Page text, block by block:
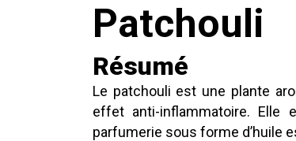
Patchouli
Résumé
Le patchouli est une plante
effet anti-inflammatoire. Elle
parfumerie sous forme d’huile